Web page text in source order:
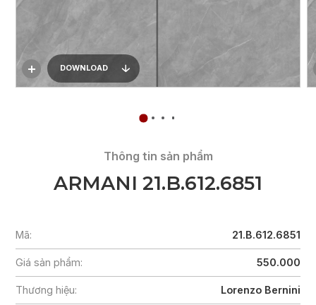
DOWNLOAD
Thông tin sản phẩm
ARMANI 21.B.612.6851
Mã: 21.B.612.6851
Giá sản phẩm: 550.000
Thương hiệu: Lorenzo Bernini